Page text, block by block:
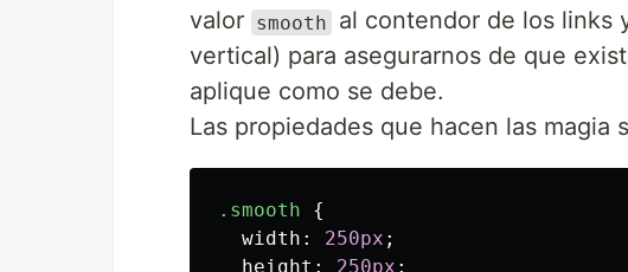
valor smooth al contendor de los links
vertical) para asegurarnos de que
aplique como se debe.
Las propiedades que hacen las magia
.smooth
{
width : 250px ;
height : 250px ;